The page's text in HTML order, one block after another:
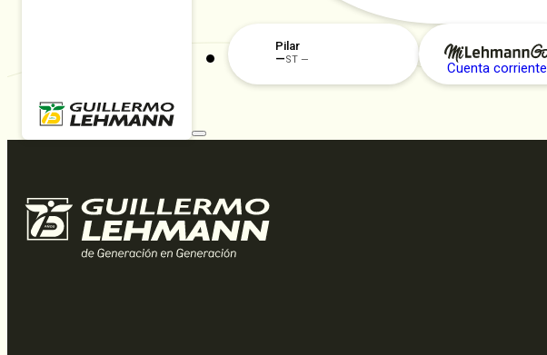
Pilar
—ST —
Cuenta corriente